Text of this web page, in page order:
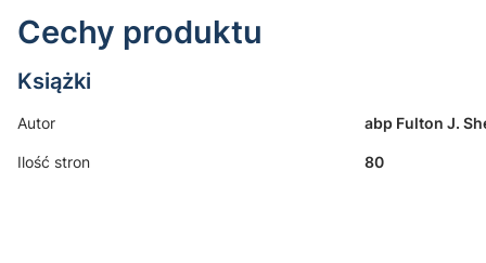
Cechy produktu
Książki
Autor abp Fulton J.
Ilość stron 80